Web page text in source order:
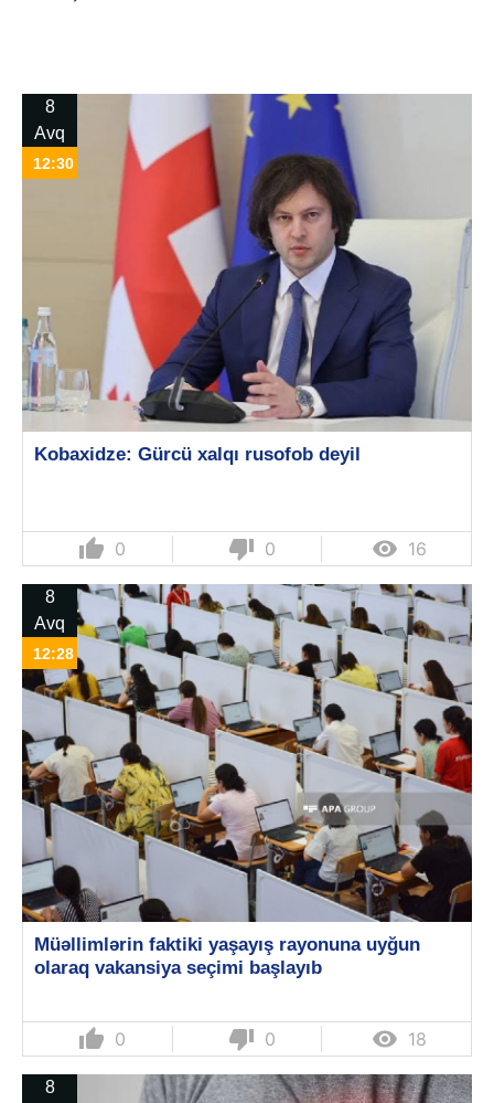
8
Avq
12:30
Kobaxidze: Gürcü xalqı rusofob deyil
thumb_up 0 thumb_down 0  16
8
Avq
12:28
Müəllimlərin faktiki yaşayış rayonuna uyğun
olaraq vakansiya seçimi başlayıb
thumb_up 0 thumb_down 0  18
8